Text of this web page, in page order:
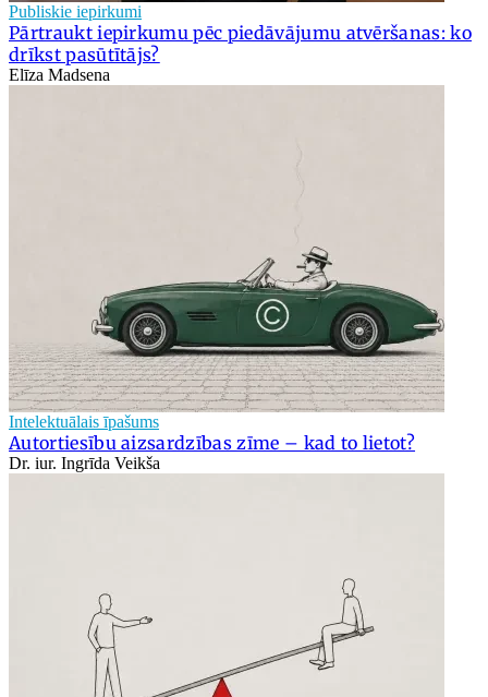
Publiskie iepirkumi
Pārtraukt iepirkumu pēc piedāvājumu atvēršanas: ko
drīkst pasūtītājs?
Elīza Madsena
Intelektuālais īpašums
Autortiesību aizsardzības zīme – kad to lietot?
Dr. iur. Ingrīda Veikša